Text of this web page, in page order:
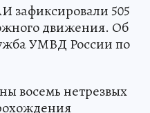
зафиксировали 505
движения. Об
УМВД России по
восемь нетрезвых